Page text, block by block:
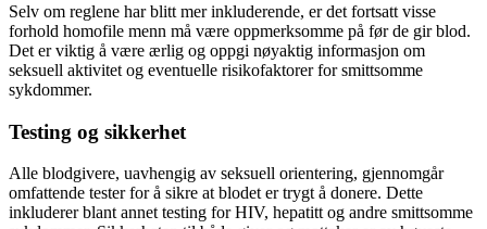
Selv om reglene har blitt mer inkluderende, er det fortsatt visse
forhold homofile menn må være oppmerksomme på før de gir blod.
Det er viktig å være ærlig og oppgi nøyaktig informasjon om
seksuell aktivitet og eventuelle risikofaktorer for smittsomme
sykdommer.
Testing og sikkerhet
Alle blodgivere, uavhengig av seksuell orientering, gjennomgår
omfattende tester for å sikre at blodet er trygt å donere. Dette
inkluderer blant annet testing for HIV, hepatitt og andre smittsomme